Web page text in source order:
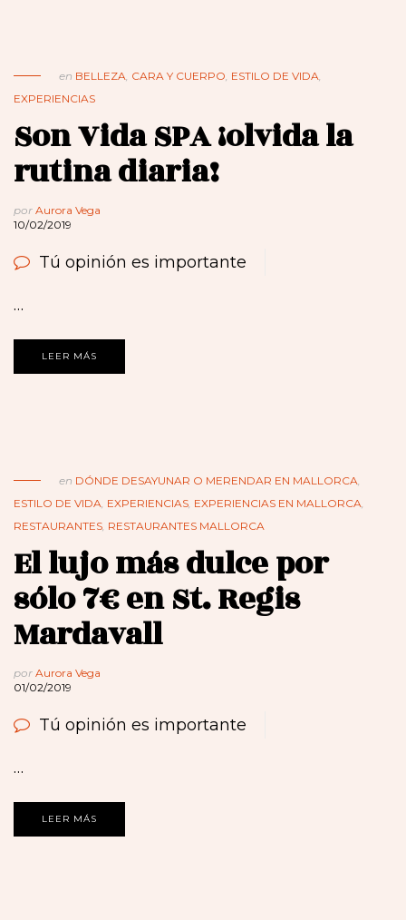
en BELLEZA, CARA Y CUERPO, ESTILO DE VIDA,
EXPERIENCIAS
Son Vida SPA ¡olvida la
rutina diaria!
por Aurora Vega
10/02/2019
Tú opinión es importante
…
LEER MÁS
en DÓNDE DESAYUNAR O MERENDAR EN MALLORCA,
ESTILO DE VIDA, EXPERIENCIAS, EXPERIENCIAS EN MALLORCA,
RESTAURANTES, RESTAURANTES MALLORCA
El lujo más dulce por
sólo 7€ en St. Regis
Mardavall
por Aurora Vega
01/02/2019
Tú opinión es importante
…
LEER MÁS